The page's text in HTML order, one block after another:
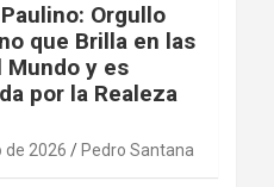
Orgullo
que Brilla en las
Mundo y es
por la Realeza
de 2026 Pedro Santana